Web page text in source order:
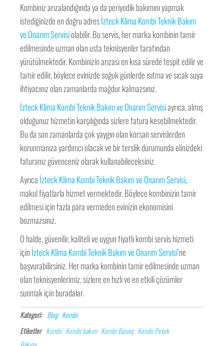
Kombiniz arızalandığında ya da periyodik bakımını yapmak
istediğinizde en doğru adresİzteck Klima Kombi Teknik Bakım
ve Onarım Servisiolabilir. Bu servis, her marka kombinin tamir
edilmesinde uzman olan usta teknisyenler tarafından
yürütülmektedir. Kombinizin arızası en kısa sürede tespit edilir ve
tamir edilir, böylece evinizde soğuk günlerde ısıtma ve sıcak suya
ihtiyacınız olan zamanlarda mağdur kalmazsınız.
İzteck Klima Kombi Teknik Bakım ve Onarım Servisiayrıca, almış
olduğunuz hizmetin karşılığında sizlere fatura kesebilmektedir.
Bu da son zamanlarda çok yaygın olan korsan servislerden
korunmanıza yardımcı olacak ve bir terslik durumunda elinizdeki
faturanız güvenceniz olarak kullanabileceksiniz.
Ayrıca İzteck Klima Kombi Teknik Bakım ve Onarım Servisi,
makul fiyatlarla hizmet vermektedir. Böylece kombinizin tamir
edilmesi için fazla para vermeden evinizin ekonomisini
bozmazsınız.
O halde, güvenilir, kaliteli ve uygun fiyatlı kombi servis hizmeti
için İzteck Klima Kombi Teknik Bakım ve Onarım Servisi‘ne
başvurabilirsiniz. Her marka kombinin tamir edilmesinde uzman
olan teknisyenlerimiz, sizlere en hızlı ve en etkili çözümler
sunmak için buradalar.
Kategori: Blog Kombi
Etiketler Kombi Kombi bakım Kombi Basınç Kombi Petek